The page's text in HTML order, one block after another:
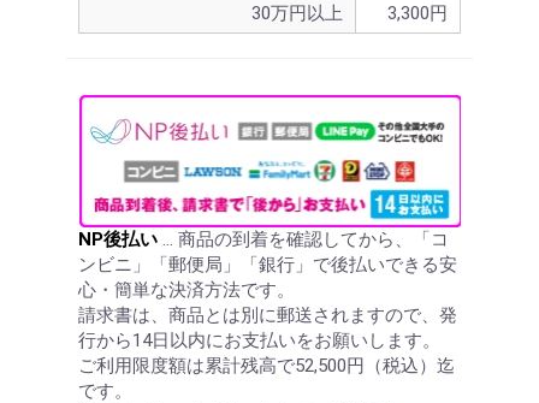
30万円以上
3,300円
NP後払い … 商品の到着を確認してから、「コ
ンビニ」「郵便局」「銀行」で後払いできる安
心・簡単な決済方法です。
請求書は、商品とは別に郵送されますので、発
行から14日以内にお支払いをお願いします。
ご利用限度額は累計残高で52,500円（税込）迄
です。